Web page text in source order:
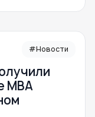
#Новости
MBA